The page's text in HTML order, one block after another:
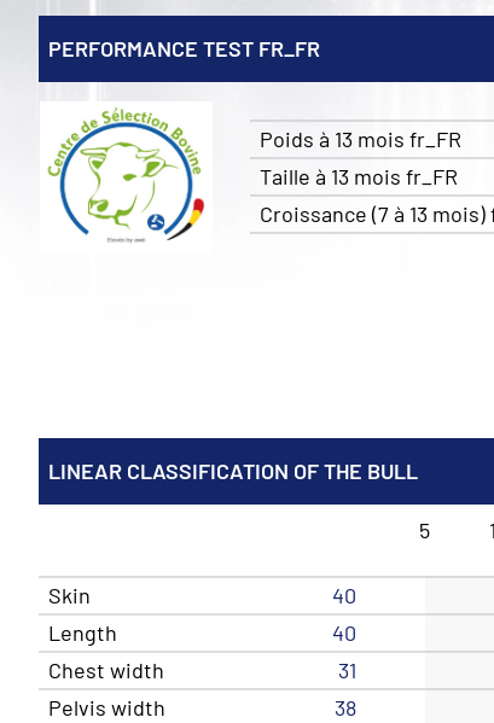
PERFORMANCE TEST FR_FR
Poids à 13 mois fr_FR
Taille à 13 mois fr_FR
Croissance (7 à 13 mois)
LINEAR CLASSIFICATION OF THE BULL
5
Skin
40
Length
40
Chest width
31
Pelvis width
38